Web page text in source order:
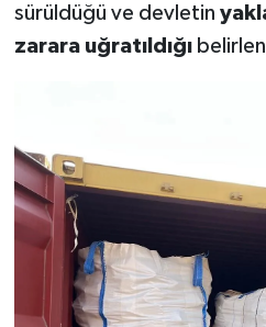
sürüldüğü ve devletin
zarara uğratıldığı